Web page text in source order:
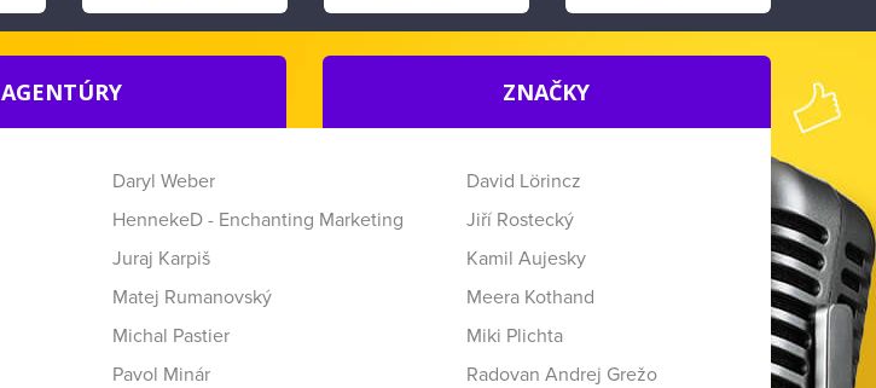
AGENTÚRY ZNAČKY
Daryl Weber
David Lörincz
HennekeD - Enchanting Marketing
Jiří Rostecký
Juraj Karpiš
Kamil Aujesky
Matej Rumanovský
Meera Kothand
Michal Pastier
Miki Plichta
Pavol Minár
Radovan Andrej Grežo